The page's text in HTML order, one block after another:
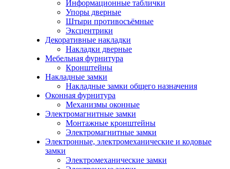
Информационные таблички
Упоры дверные
Штыри противосъёмные
Эксцентрики
Декоративные накладки
Накладки дверные
Мебельная фурнитура
Кронштейны
Накладные замки
Накладные замки общего назначения
Оконная фурнитура
Механизмы оконные
Электромагнитные замки
Монтажные кронштейны
Электромагнитные замки
Электронные, электромеханические и кодовые
замки
Электромеханические замки